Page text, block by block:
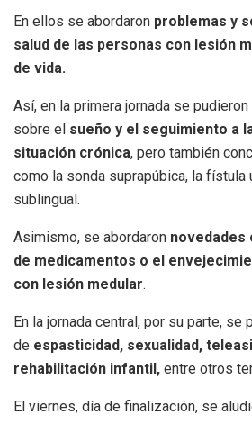
En ellos se abordaron problemas y
salud de las personas con lesión
de vida.
Así, en la primera jornada se
sobre el sueño y el seguimiento a
situación crónica, pero también
como la sonda suprapúbica, la fístula
sublingual.
Asimismo, se abordaron novedades
de medicamentos o el
con lesión medular.
En la jornada central, por su parte, se
de espasticidad, sexualidad,
rehabilitación infantil, entre otros
El viernes, día de finalización, se